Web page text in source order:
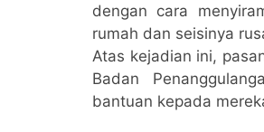
dengan cara
rumah dan seisinya
Atas kejadian ini,
Badan
bantuan kepada